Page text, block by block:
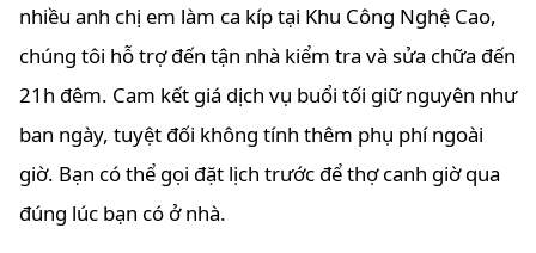
nhiều anh chị em làm ca kíp tại Khu Công Nghệ Cao,
chúng tôi hỗ trợ đến tận nhà kiểm tra và sửa chữa đến
21h đêm. Cam kết giá dịch vụ buổi tối giữ nguyên như
ban ngày, tuyệt đối không tính thêm phụ phí ngoài
giờ. Bạn có thể gọi đặt lịch trước để thợ canh giờ qua
đúng lúc bạn có ở nhà.